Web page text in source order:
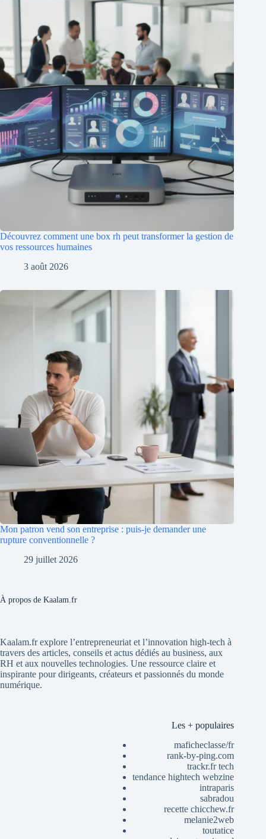
Découvrez comment une box rh peut transformer la gestion de
vos ressources humaines
3 août 2026
Mon patron vend son entreprise : puis-je demander une
rupture conventionnelle ?
29 juillet 2026
À propos de Kaalam.fr
Kaalam.fr explore l’entrepreneuriat et l’innovation high-tech à
travers des articles, conseils et actus dédiés au business, aux
RH et aux nouvelles technologies. Une ressource claire et
inspirante pour dirigeants, créateurs et passionnés du monde
numérique.
Les + populaires
maficheclasse/fr
rank-by-ping.com
trackr.fr tech
tendance hightech webzine
intraparis
sabradou
recette chicchew.fr
melanie2web
toutatice